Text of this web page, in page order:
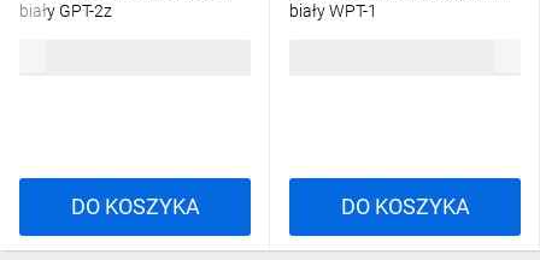
biały GPT-2z
DO KOSZYKA
biały WPT-1
DO KOSZYKA